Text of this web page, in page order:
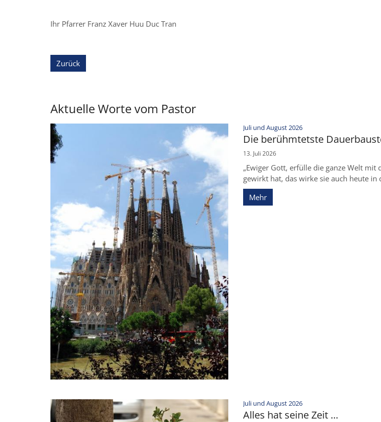
Ihr Pfarrer Franz Xaver Huu Duc Tran
Zurück
Aktuelle Worte vom Pastor
Juli und August 2026:
Die berühmtetste
13. Juli 2026
„Ewiger Gott, erfülle die ganze Welt mit
gewirkt hat, das wirke sie auch heute in
Mehr
Juli und August 2026:
Alles hat seine Zeit …